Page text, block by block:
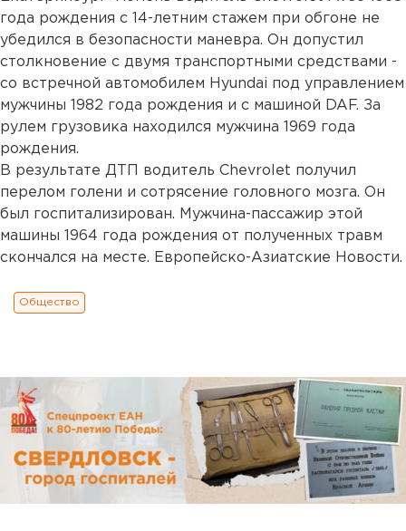
года рождения с 14-летним стажем при обгоне не
убедился в безопасности маневра. Он допустил
столкновение с двумя транспортными средствами -
со встречной автомобилем Hyundai под управлением
мужчины 1982 года рождения и с машиной DAF. За
рулем грузовика находился мужчина 1969 года
рождения.
В результате ДТП водитель Сhevrolet получил
перелом голени и сотрясение головного мозга. Он
был госпитализирован. Мужчина-пассажир этой
машины 1964 года рождения от полученных травм
скончался на месте. Европейско-Азиатские Новости.
Общество